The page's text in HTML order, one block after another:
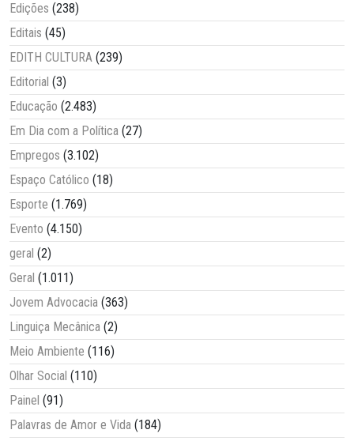
Edições (238)
Editais (45)
EDITH CULTURA (239)
Editorial (3)
Educação (2.483)
Em Dia com a Política (27)
Empregos (3.102)
Espaço Católico (18)
Esporte (1.769)
Evento (4.150)
geral (2)
Geral (1.011)
Jovem Advocacia (363)
Linguiça Mecânica (2)
Meio Ambiente (116)
Olhar Social (110)
Painel (91)
Palavras de Amor e Vida (184)